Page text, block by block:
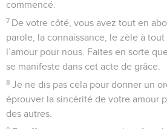
commencé.
7 De votre côté, vous avez tout en
parole, la connaissance, le zèle à
l’amour pour nous. Faites en sorte
se manifeste dans cet acte de grâce.
8 Je ne dis pas cela pour donner un
éprouver la sincérité de votre amour
des autres.